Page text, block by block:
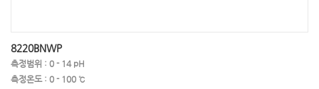
8220BNWP
측정범위 : 0 - 14 pH
측정온도 : 0 - 100 ℃